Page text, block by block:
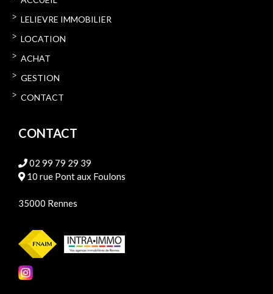
LELIEVRE IMMOBILIER
LOCATION
ACHAT
GESTION
CONTACT
CONTACT
02 99 79 29 39
10 rue Pont aux Foulons
35000 Rennes